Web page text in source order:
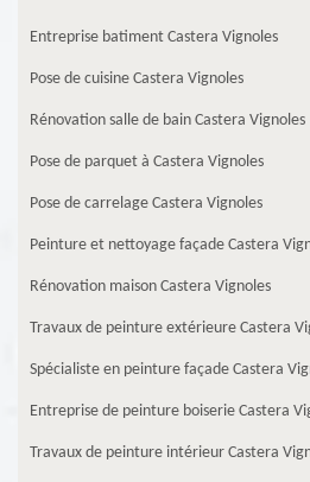
Entreprise batiment Castera Vignoles
Pose de cuisine Castera Vignoles
Rénovation salle de bain Castera Vignoles
Pose de parquet à Castera Vignoles
Pose de carrelage Castera Vignoles
Peinture et nettoyage façade Castera
Rénovation maison Castera Vignoles
Travaux de peinture extérieure Castera
Spécialiste en peinture façade Castera
Entreprise de peinture boiserie Castera
Travaux de peinture intérieur Castera